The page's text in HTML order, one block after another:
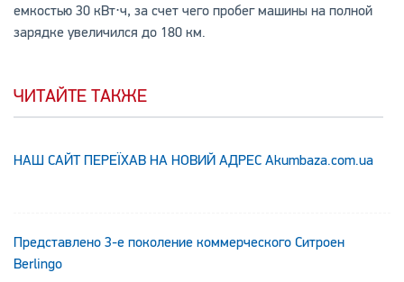
емкостью 30 кВт⋅ч, за счет чего пробег машины на полной
зарядке увеличился до 180 км.
ЧИТАЙТЕ ТАКЖЕ
НАШ САЙТ ПЕРЕЇХАВ НА НОВИЙ АДРЕС Аkumbaza.com.ua
Представлено 3-е поколение коммерческого Ситроен
Berlingo